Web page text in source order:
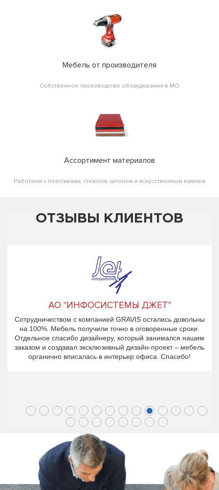
Мебель от производителя
Собственное производство оборудования в МО
Ассортимент материалов
Работаем с пластиками, стеклом, шпоном и искусственным камнем
ОТЗЫВЫ КЛИЕНТОВ
АО "ИНФОСИСТЕМЫ ДЖЕТ"
Сотрудничеством с компанией GRAVIS остались довольны
на 100%. Мебель получили точно в оговоренные сроки.
Отдельное спасибо дизайнеру, который занимался нашим
заказом и создавал эксклюзивный дизайн-проект – мебель
органично вписалась в интерьер офиса. Спасибо!